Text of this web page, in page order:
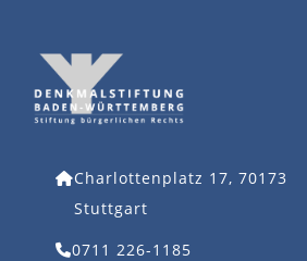
Charlottenplatz 17, 70173
Stuttgart
0711 226-1185